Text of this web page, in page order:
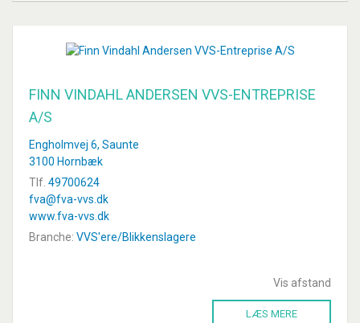
FINN VINDAHL ANDERSEN VVS-ENTREPRISE
A/S
Engholmvej 6, Saunte
3100 Hornbæk
Tlf. 49700624
fva@fva-vvs.dk
www.fva-vvs.dk
Branche: VVS'ere/Blikkenslagere
Vis afstand
LÆS MERE